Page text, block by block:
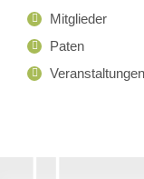
Mitglieder
Paten
Veranstaltungen